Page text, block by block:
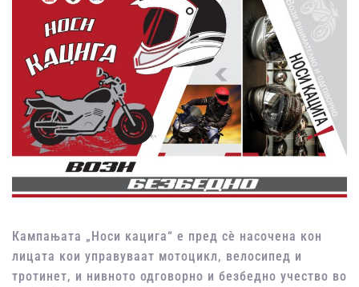
Кампањата „Носи кацига“ е пред сѐ насочена кон
лицата кои управуваат мотоцикл, велосипед и
тротинет, и нивното одговорно и безбедно учество во